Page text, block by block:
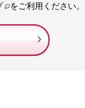
をご利用ください。
